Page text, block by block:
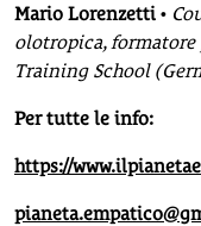
Mario Lorenzetti •
olotropica, formatore
Training School
Per tutte le info:
https://